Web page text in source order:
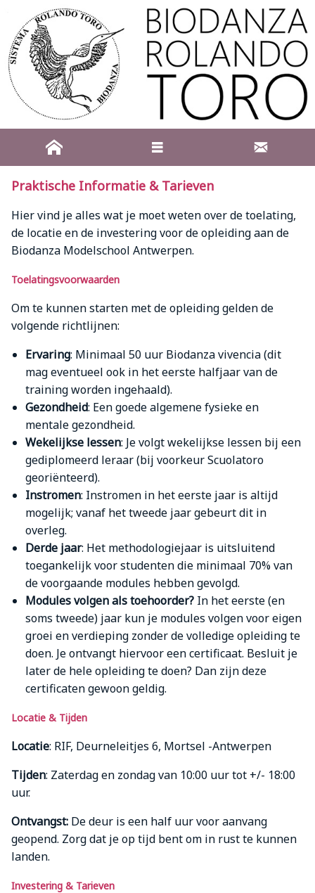
Praktische Informatie & Tarieven
Hier vind je alles wat je moet weten over de toelating,
de locatie en de investering voor de opleiding aan de
Biodanza Modelschool Antwerpen.
Toelatingsvoorwaarden
Om te kunnen starten met de opleiding gelden de
volgende richtlijnen:
Ervaring: Minimaal 50 uur Biodanza vivencia (dit
mag eventueel ook in het eerste halfjaar van de
training worden ingehaald).
Gezondheid: Een goede algemene fysieke en
mentale gezondheid.
Wekelijkse lessen: Je volgt wekelijkse lessen bij een
gediplomeerd leraar (bij voorkeur Scuolatoro
georiënteerd).
Instromen: Instromen in het eerste jaar is altijd
mogelijk; vanaf het tweede jaar gebeurt dit in
overleg.
Derde jaar: Het methodologiejaar is uitsluitend
toegankelijk voor studenten die minimaal 70% van
de voorgaande modules hebben gevolgd.
Modules volgen als toehoorder? In het eerste (en
soms tweede) jaar kun je modules volgen voor eigen
groei en verdieping zonder de volledige opleiding te
doen. Je ontvangt hiervoor een certificaat. Besluit je
later de hele opleiding te doen? Dan zijn deze
certificaten gewoon geldig.
Locatie & Tijden
Locatie: RIF, Deurneleitjes 6, Mortsel -Antwerpen
Tijden: Zaterdag en zondag van 10:00 uur tot +/- 18:00
uur.
Ontvangst: De deur is een half uur voor aanvang
geopend. Zorg dat je op tijd bent om in rust te kunnen
landen.
Investering & Tarieven